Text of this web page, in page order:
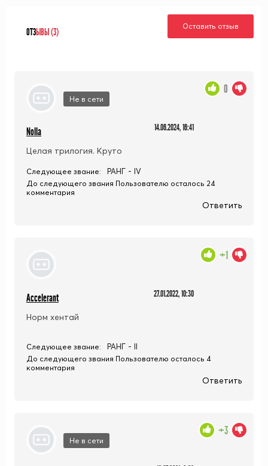
ОТЗЫВЫ (3)
Оставить отзыв
Не в сети
Nolla 14.06.2024, 16:41
Целая трилогия. Круто
0
Следующее звание: РАНГ - IV
До следующего звания Пользователю осталось 24
комментария
Ответить
Accelerant 27.01.2022, 10:30
Норм хентай
+1
Следующее звание: РАНГ - II
До следующего звания Пользователю осталось 4
комментария
Ответить
Не в сети
+3